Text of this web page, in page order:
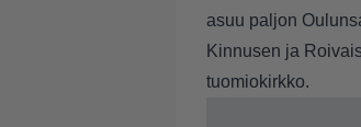
asuu paljon
Kinnusen ja
tuomiokirkko.